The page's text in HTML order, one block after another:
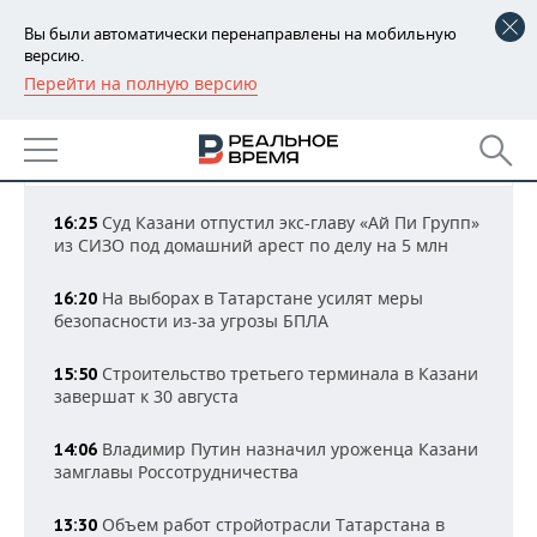
Вы были автоматически перенаправлены на мобильную
версию.
Перейти на полную версию
РЕГИОНЫ
БАШКОРТОСТАН
УДМУРТИЯ
НОВОСТИ
НОВОСТИ АНАЛИТИКИ
ДЕКЛАРАЦИИ О ДОХОДАХ
КОМУ ПРИНАДЛЕЖАТ
ТОРГОВЫЕ ЦЕНТРЫ
ЭКОНОМИКА
НОВОСТИ ЭКОНОМИКИ
БЮДЖЕТ
ИНВЕСТИЦИИ
ПРОМЫШЛЕННОСТЬ
ПРОМЫШЛЕННОСТИ
МАШИНОСТРОЕНИЕ
НЕДВИЖИМОСТЬ
НОВОСТИ АВТО
БИЗНЕС
НОВОСТИ БИЗНЕСА
ТЕХНОЛОГИИ
16:34 МСК Все новости
16:25 Суд Казани отпустил экс-главу «Ай Пи Групп»
из СИЗО под домашний арест по делу на 5 млн
16:20 На выборах в Татарстане усилят меры
безопасности из-за угрозы БПЛА
15:50 Строительство третьего терминала в Казани
завершат к 30 августа
14:06 Владимир Путин назначил уроженца Казани
замглавы Россотрудничества
13:30 Объем работ стройотрасли Татарстана в